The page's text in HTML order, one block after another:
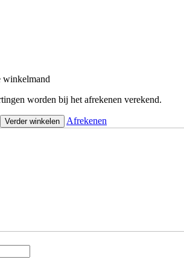
winkelmand
worden bij het afrekenen verekend.
Verder winkelen Afrekenen